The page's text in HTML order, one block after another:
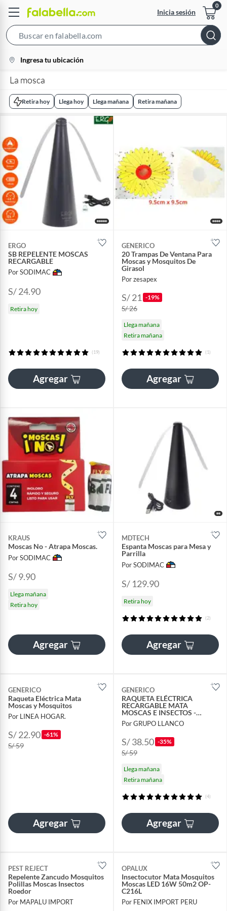
Inicia sesión
Bar
location-
icon
Ingresa tu ubicación
La mosca
Retira hoy Llega hoy Llega mañana Retira mañana
ERGO
SB REPELENTE MOSCAS
RECARGABLE
Por SODIMAC
S/ 24.90
Retira hoy
(19)
Agregar
GENERICO
20 Trampas De Ventana Para
Moscas y Mosquitos De
Girasol
Por zesapex
S/ 21 -19%
S/ 26
Llega mañana
Retira mañana
(1)
Agregar
KRAUS
Moscas No - Atrapa Moscas.
Por SODIMAC
S/ 9.90
Llega mañana
Retira hoy
Agregar
MDTECH
Espanta Moscas para Mesa y
Parrilla
Por SODIMAC
S/ 129.90
Retira hoy
(2)
Agregar
GENERICO
Raqueta Eléctrica Mata
Moscas y Mosquitos
Por LINEA HOGAR.
S/ 22.90 -61%
S/ 59
Agregar
GENERICO
RAQUETA ELÉCTRICA
RECARGABLE MATA
MOSCAS E INSECTOS -
BLANCO
Por GRUPO LLANCO
S/ 38.50 -35%
S/ 59
Llega mañana
Retira mañana
(4)
Agregar
PEST REJECT
Repelente Zancudo Mosquitos
Polillas Moscas Insectos
Roedor
Por MAPALU IMPORT
OPALUX
Insectocutor Mata Mosquitos
Moscas LED 16W 50m2 OP-
C216L
Por FENIX IMPORT PERU